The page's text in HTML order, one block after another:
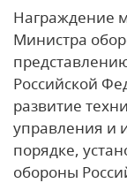
Награждение
Министра
Российской
развитие
управления и
порядке,
обороны